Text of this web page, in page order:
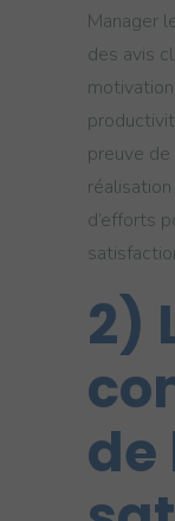
Manager
des avis
preuve de
d’efforts
2)
de